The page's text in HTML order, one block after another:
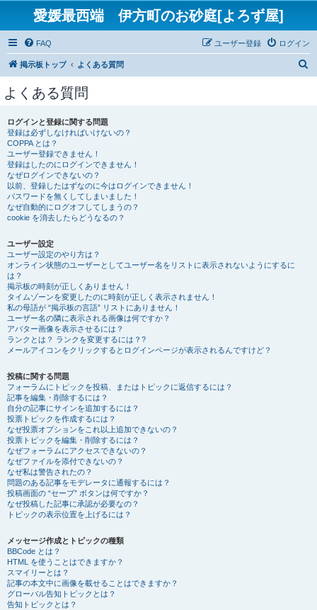
愛媛最西端 伊方町のお砂庭[よろず屋]
FAQ ログイン
ユーザー登録
掲示板トップ よくある質問
よくある質問
ログインと登録に関する問題
登録は必ずしなければいけないの？
COPPA とは？
ユーザー登録できません！
登録はしたのにログインできません！
なぜログインできないの？
以前、登録したはずなのに今はログインできません！
パスワードを無くしてしまいました！
なぜ自動的にログオフしてしまうの？
cookie を消去したらどうなるの？
ユーザー設定
ユーザー設定のやり方は？
オンライン状態のユーザーとしてユーザー名をリストに表示されないようにするに
は？
掲示板の時刻が正しくありません！
タイムゾーンを変更したのに時刻が正しく表示されません！
私の母語が “掲示板の言語” リストにありません！
ユーザー名の隣に表示される画像は何ですか？
アバター画像を表示させるには？
ランクとは？ ランクを変更するには？?
メールアイコンをクリックするとログインページが表示されるんですけど？
投稿に関する問題
フォーラムにトピックを投稿、またはトピックに返信するには？
記事を編集・削除するには？
自分の記事にサインを追加するには？
投票トピックを作成するには？
なぜ投票オプションをこれ以上追加できないの？
投票トピックを編集・削除するには？
なぜフォーラムにアクセスできないの？
なぜファイルを添付できないの？
なぜ私は警告されたの？
問題のある記事をモデレータに通報するには？
投稿画面の “セーブ” ボタンは何ですか？
なぜ投稿した記事に承認が必要なの？
トピックの表示位置を上げるには？
メッセージ作成とトピックの種類
BBCode とは？
HTML を使うことはできますか？
スマイリーとは？
記事の本文中に画像を載せることはできますか？
グローバル告知トピックとは？
告知トピックとは？